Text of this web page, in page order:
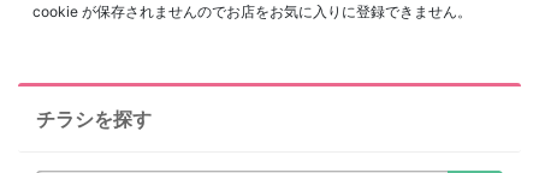
cookie が保存されませんのでお店をお気に入りに登録できません。
チラシを探す